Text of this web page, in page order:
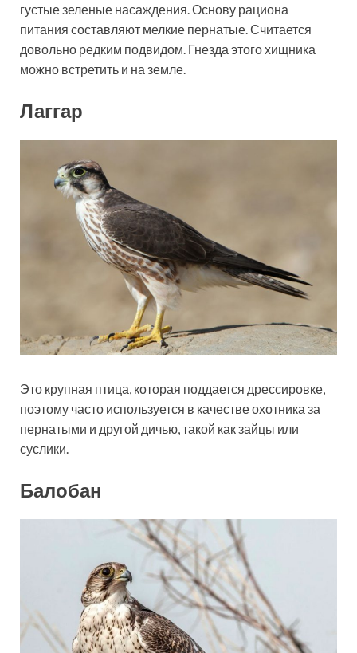
густые зеленые насаждения. Основу рациона
питания составляют мелкие пернатые. Считается
довольно редким подвидом. Гнезда этого хищника
можно встретить и на земле.
Лаггар
Это крупная птица, которая поддается дрессировке,
поэтому часто используется в качестве охотника за
пернатыми и другой дичью, такой как зайцы или
суслики.
Балобан